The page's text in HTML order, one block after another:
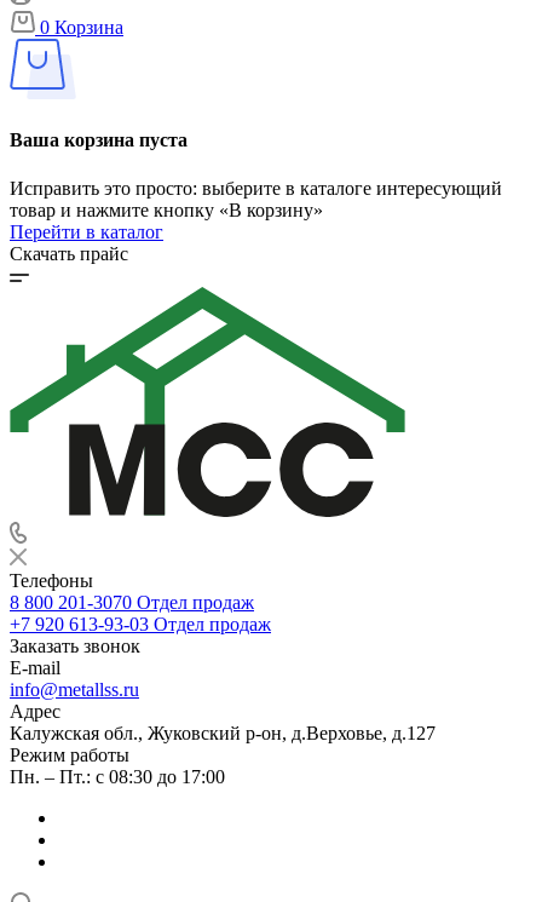
0 Корзина
Ваша корзина пуста
Исправить это просто: выберите в каталоге интересующий
товар и нажмите кнопку «В корзину»
Перейти в каталог
Скачать прайс
Телефоны
8 800 201-3070 Отдел продаж
+7 920 613-93-03 Отдел продаж
Заказать звонок
E-mail
info@metallss.ru
Адрес
Калужская обл., Жуковский р-он, д.Верховье, д.127
Режим работы
Пн. – Пт.: с 08:30 до 17:00